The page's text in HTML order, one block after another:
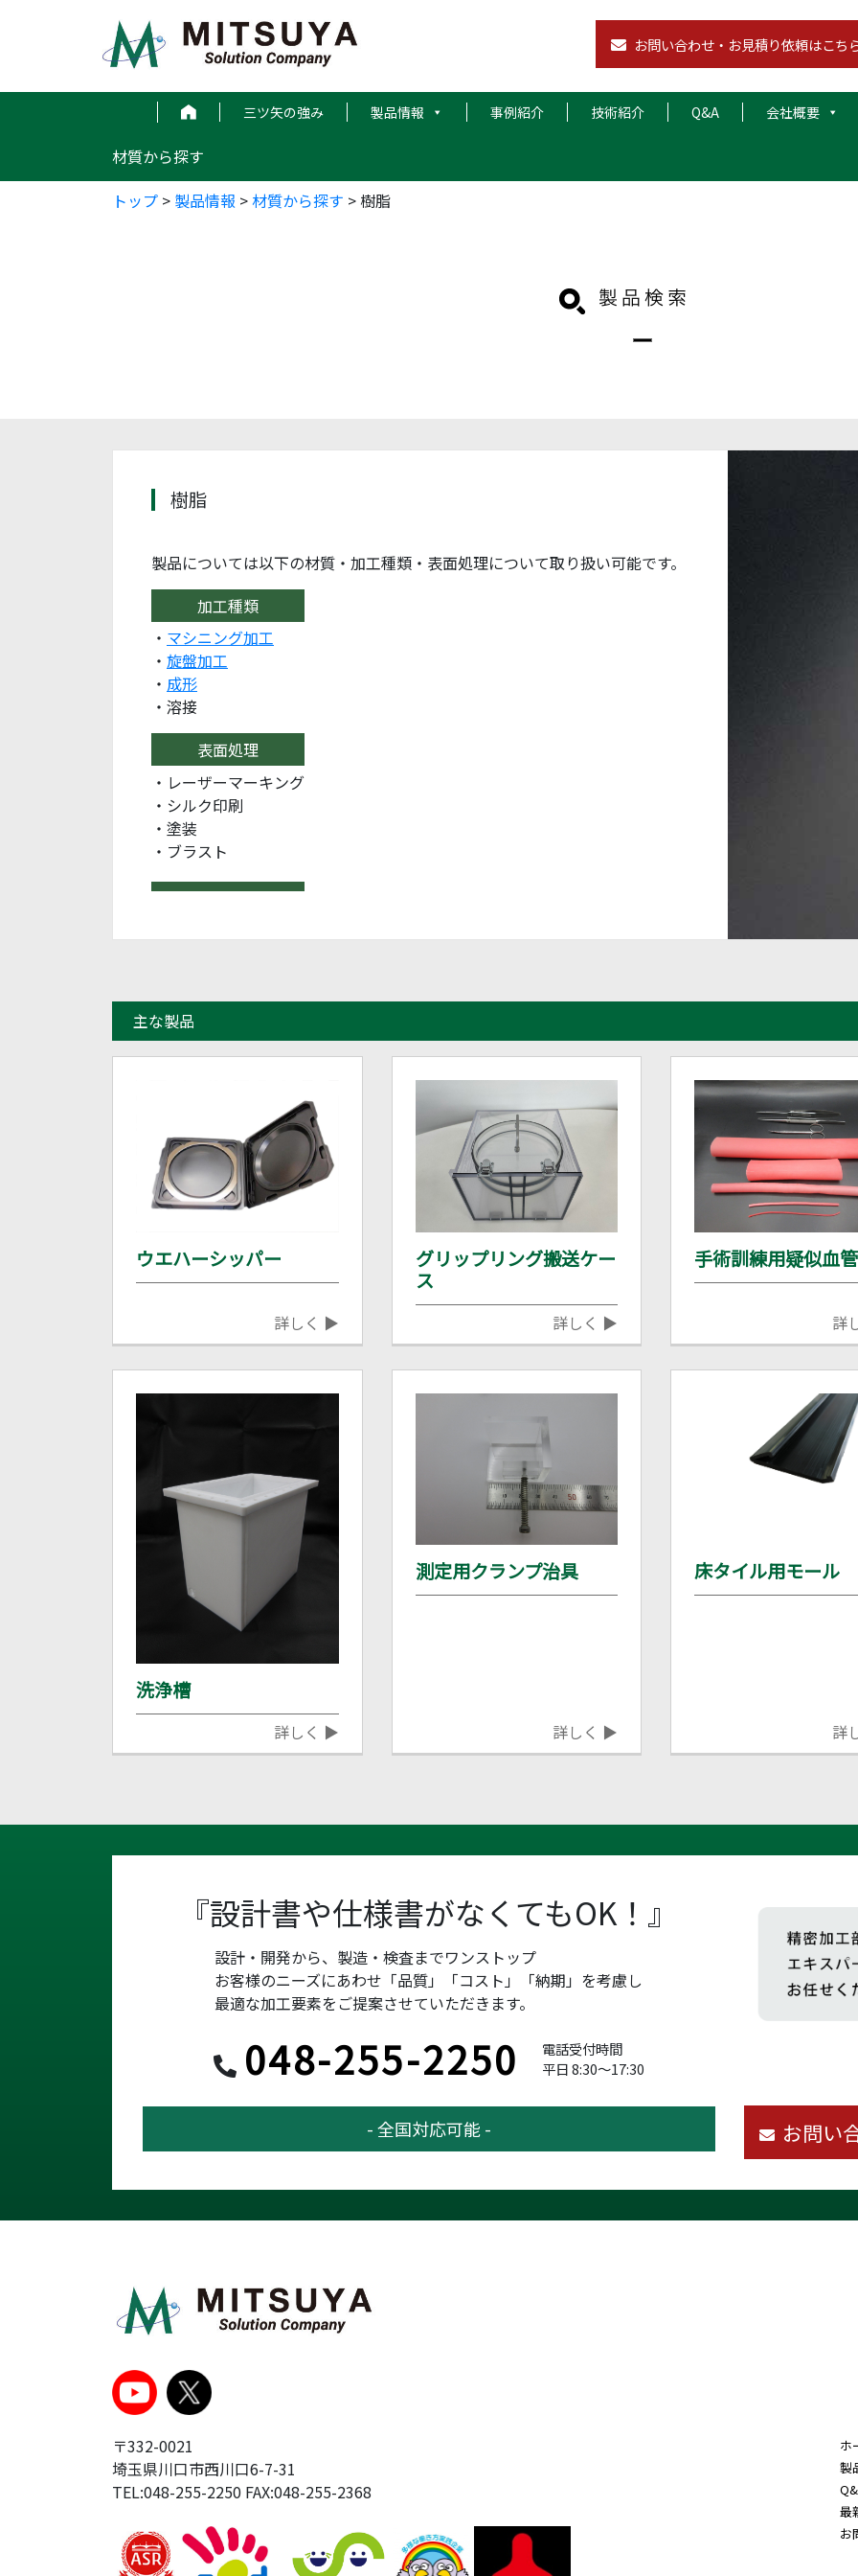
お問い合わせ・お見積り依頼はこち
三ツ矢の強み 製品情報 事例紹介 技術紹介 Q&A 会社概要
材質から探す
トップ > 製品情報 >材質から探す > 樹脂
樹脂
製品については以下の材質・加工種類・表面処理について取り扱い可能です。
加工種類
・ マシニング加工
・ 旋盤加工
・ 成形
・溶接
表面処理
・レーザーマーキング
・シルク印刷
・塗装
・ブラスト
主な製品
ウエハーシッパー
詳しく ▶
グリップリング搬送ケー
ス
詳しく ▶
手術訓練用疑似血管
詳
洗浄槽
詳しく ▶
測定用クランプ治具
詳しく ▶
床タイル用モール
詳
『設計書や仕様書がなくてもOK！』
設計・開発から、製造・検査までワンストップ
お客様のニーズにあわせ「品質」「コスト」「納期」を考慮し
最適な加工要素をご提案させていただきます。
048-255-2250
電話受付時間
平日 8:30～17:30
- 全国対応可能 - お問い
〒332-0021
埼玉県川口市西川口6-7-31
TEL:048-255-2250 FAX:048-255-2368
ホ
製
最
お